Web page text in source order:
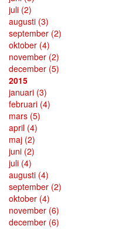
juli (2)
augusti (3)
september (2)
oktober (4)
november (2)
december (5)
2015
januari (3)
februari (4)
mars (5)
april (4)
maj (2)
juni (2)
juli (4)
augusti (4)
september (2)
oktober (4)
november (6)
december (6)